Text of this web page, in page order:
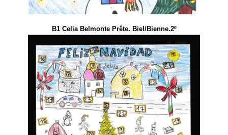
B1 Celia Belmonte Prête. Biel/Bienne.2º